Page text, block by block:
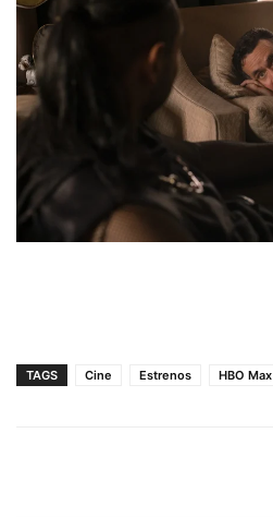
TAGS Cine Estrenos HBO Max